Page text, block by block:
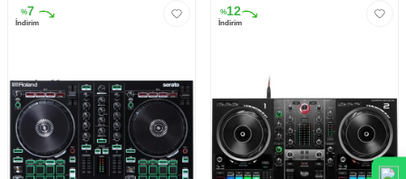
%7
İndirim
%12
İndirim